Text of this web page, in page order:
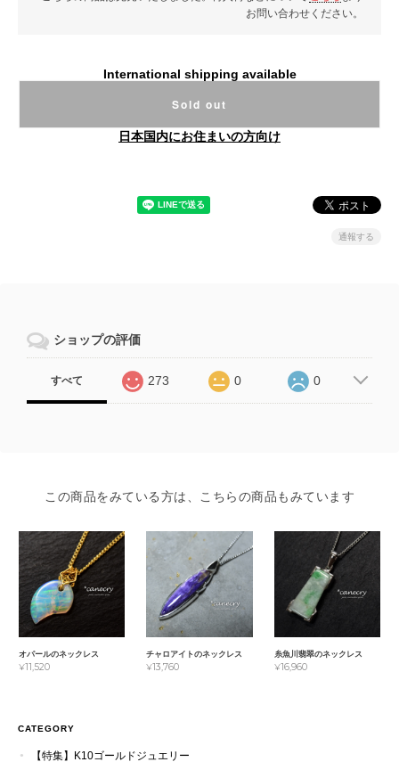
お問い合わせください。
International shipping available
Sold out
日本国内にお住まいの方向け
通報する
ショップの評価
すべて 273 0 0
この商品をみている方は、こちらの商品もみています
オパールのネックレス
¥11,520
チャロアイトのネックレス
¥13,760
糸魚川翡翠のネックレス
¥16,960
CATEGORY
【特集】K10ゴールドジュエリー